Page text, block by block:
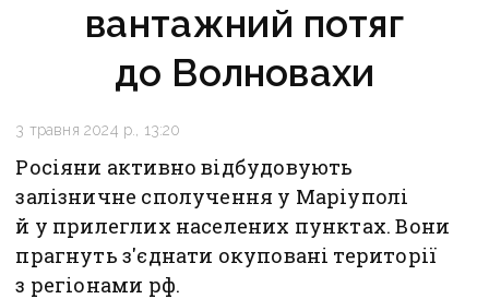
вантажний потяг
до Волновахи
3 травня 2024 р., 13:20
Росіяни активно відбудовують
залізничне сполучення у Маріуполі
й у прилеглих населених пунктах. Вони
прагнуть з'єднати окуповані території
з регіонами рф.